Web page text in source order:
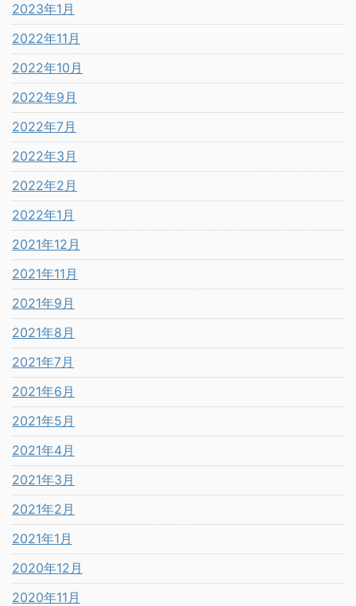
2023年1月
2022年11月
2022年10月
2022年9月
2022年7月
2022年3月
2022年2月
2022年1月
2021年12月
2021年11月
2021年9月
2021年8月
2021年7月
2021年6月
2021年5月
2021年4月
2021年3月
2021年2月
2021年1月
2020年12月
2020年11月